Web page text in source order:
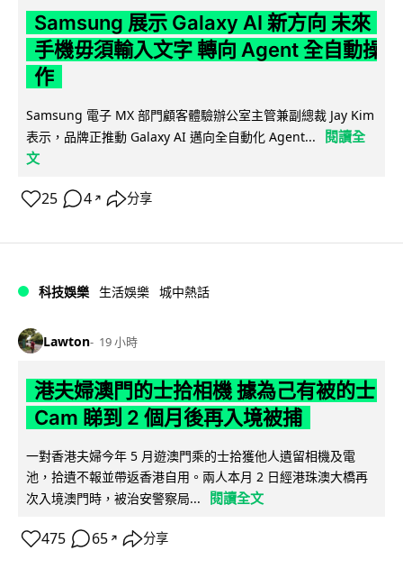
Samsung 展示 Galaxy AI 新方向 未來
手機毋須輸入文字 轉向 Agent 全自動操
作
Samsung 電子 MX 部門顧客體驗辦公室主管兼副總裁 Jay Kim
表示，品牌正推動 Galaxy AI 邁向全自動化 Agent...
閱讀全
文
25 4 ↗ 分享
科技娛樂 生活娛樂 城中熱話
Lawton 19 小時
港夫婦澳門的士拾相機 據為己有被的士
Cam 睇到 2 個月後再入境被捕
一對香港夫婦今年 5 月遊澳門乘的士拾獲他人遺留相機及電
池，拾遺不報並帶返香港自用。兩人本月 2 日經港珠澳大橋再
次入境澳門時，被治安警察局...
閱讀全文
475 65 ↗ 分享